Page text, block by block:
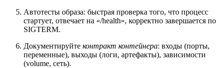
Автотесты образа: быстрая проверка того, что процесс
стартует, отвечает на «/health», корректно завершается по
SIGTERM.
Документируйте контракт контейнера: входы (порты,
переменные), выходы (логи, артефакты), зависимости
(volume, сеть).